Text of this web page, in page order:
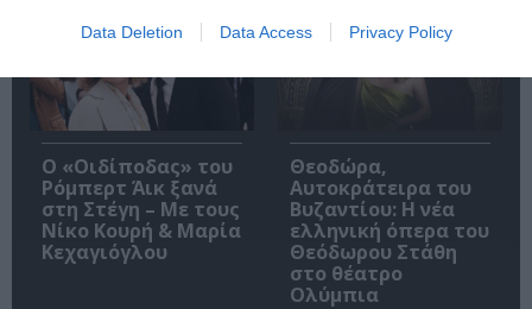
Data Deletion Data Access Privacy Policy
O «Οιδίποδας» του
Ρόμπερτ Άικ ξανά
στη Στέγη – Με τους
Νίκο Κουρή & Μαρία
Κεχαγιόγλου
Θεοδώρα,
Αυτοκράτειρα του
Βυζαντίου: Η νέα
ελληνική όπερα του
Θεόδωρου Στάθη
στο θέατρο
Ολύμπια